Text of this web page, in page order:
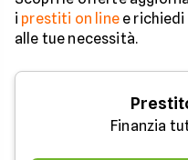
i prestiti on linee richiedi
alle tue necessità.
Finanzia